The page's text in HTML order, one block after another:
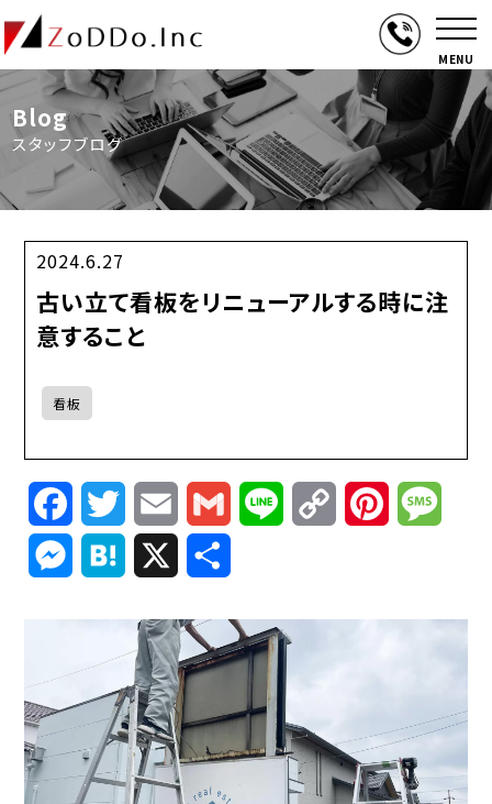
MENU
Blog
スタッフブログ
2024.6.27
古い立て看板をリニューアルする時に注
意すること
看板
FacebookTwitterEmail Gmail Line
Copy
Link
Pinterest
Messenger
Hatena